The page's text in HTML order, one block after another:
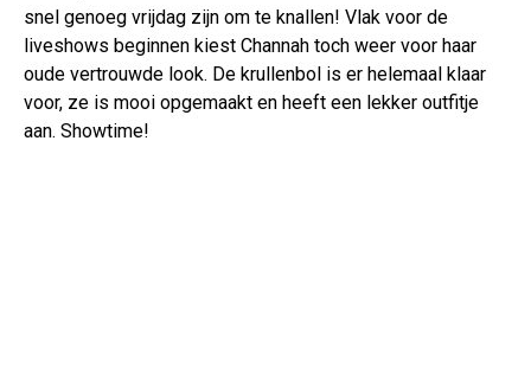
snel genoeg vrijdag zijn om te knallen! Vlak voor de
liveshows beginnen kiest Channah toch weer voor haar
oude vertrouwde look. De krullenbol is er helemaal klaar
voor, ze is mooi opgemaakt en heeft een lekker outfitje
aan. Showtime!